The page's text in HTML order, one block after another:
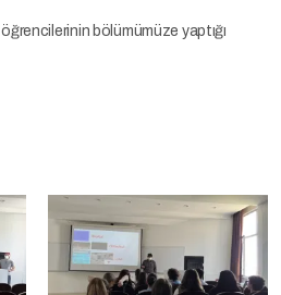
bölümümüze yaptığı